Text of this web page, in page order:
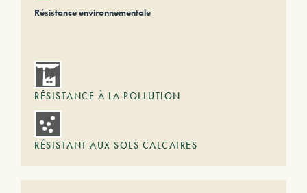
Résistance environnementale
RÉSISTANCE À LA POLLUTION
RÉSISTANT AUX SOLS CALCAIRES